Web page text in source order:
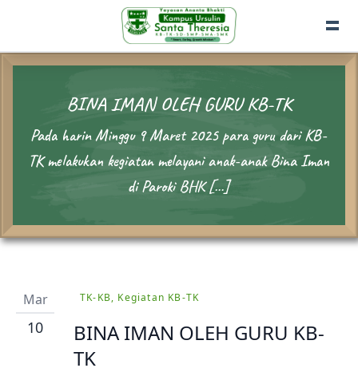
BINA IMAN OLEH GURU KB-TK
Pada harin Minggu 9 Maret 2025 para guru dari KB-
TK melakukan kegiatan melayani anak-anak Bina Iman
di Paroki BHK […]
Mar
10
TK-KB, Kegiatan KB-TK
BINA IMAN OLEH GURU KB-
TK